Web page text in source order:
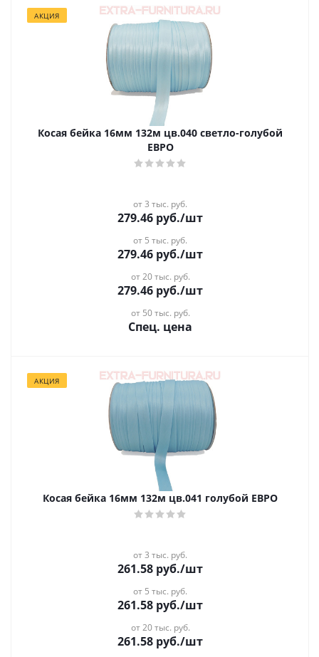
АКЦИЯ
Косая бейка 16мм 132м цв.040 светло-голубой
ЕВРО
от 3 тыс. руб.
279.46 руб./шт
от 5 тыс. руб.
279.46 руб./шт
от 20 тыс. руб.
279.46 руб./шт
от 50 тыс. руб.
Спец. цена
АКЦИЯ
Косая бейка 16мм 132м цв.041 голубой ЕВРО
от 3 тыс. руб.
261.58 руб./шт
от 5 тыс. руб.
261.58 руб./шт
от 20 тыс. руб.
261.58 руб./шт